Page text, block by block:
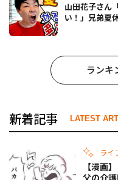
山田花子さん
い！」兄弟夏
ランキ
新着記事 LATEST
ライ
【漫画
父の介